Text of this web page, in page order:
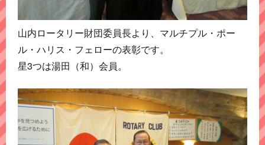
山内ロータリー財団委員長より、マルチプル・ポー
ル・ハリス・フェローの表彰です。
星3つは湯田（和）会員。